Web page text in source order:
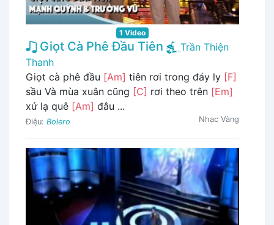
1 Video
Giọt Cà Phê Đầu Tiên
Trần Thiện
Thanh
Giọt cà phê đầu [Am] tiên rơi trong đáy ly [F]
sầu Và mùa xuân cũng [C] rơi theo trên [Em]
xứ lạ quê [Am] đâu ...
Điệu: Bolero Nhạc Vàng